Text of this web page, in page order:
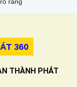
ràng
360
THÀNH PHÁT